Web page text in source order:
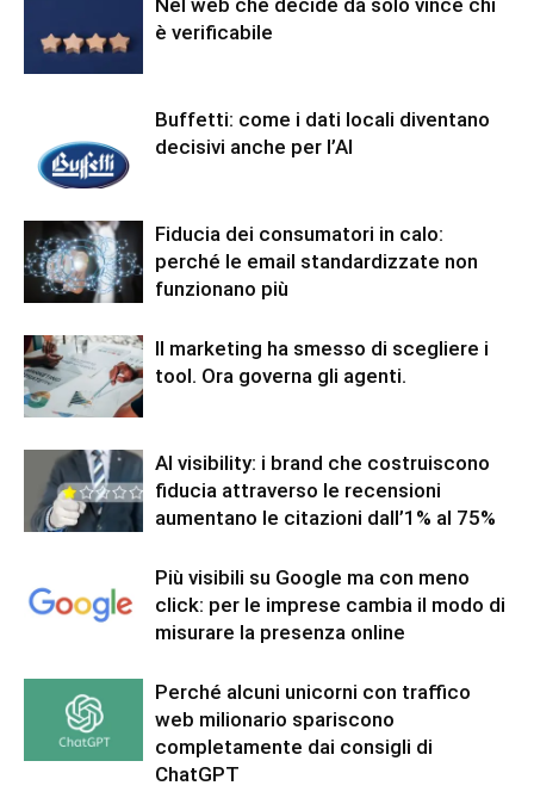
Nel web che decide da solo vince chi
è verificabile
Buffetti: come i dati locali diventano
decisivi anche per l’AI
Fiducia dei consumatori in calo:
perché le email standardizzate non
funzionano più
Il marketing ha smesso di scegliere i
tool. Ora governa gli agenti.
AI visibility: i brand che costruiscono
fiducia attraverso le recensioni
aumentano le citazioni dall’1% al 75%
Più visibili su Google ma con meno
click: per le imprese cambia il modo di
misurare la presenza online
Perché alcuni unicorni con traffico
web milionario spariscono
completamente dai consigli di
ChatGPT